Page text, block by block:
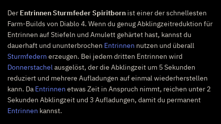
Der Entrinnen Sturmfeder Spiritborn ist einer der schnellesten
Farm-Builds von Diablo 4. Wenn du genug Abklingzeitreduktion für
Entrinnen auf Stiefeln und Amulett gehärtet hast, kannst du
dauerhaft und ununterbrochen Entrinnen nutzen und überall
Sturmfedern erzeugen. Bei jedem dritten Entrinnen wird
Donnerstachelausgelöst, der die Abklingzeit um 5 Sekunden
reduziert und mehrere Aufladungen auf einmal wiederherstellen
kann. Da Entrinnen etwas Zeit in Anspruch nimmt, reichen unter 2
Sekunden Abklingzeit und 3 Aufladungen, damit du permanent
Entrinnen kannst.